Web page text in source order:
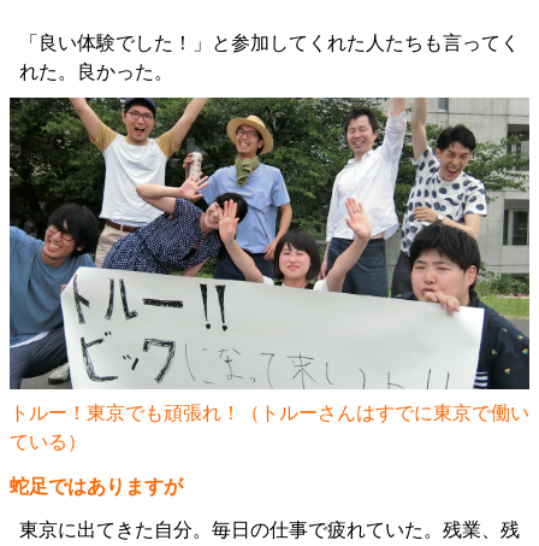
「良い体験でした！」と参加してくれた人たちも言ってく
れた。良かった。
トルー！東京でも頑張れ！（トルーさんはすでに東京で働い
ている）
蛇足ではありますが
東京に出てきた自分。毎日の仕事で疲れていた。残業、残